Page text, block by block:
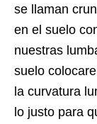
se llaman
en el suelo
nuestras
suelo
la curvatura
lo justo para